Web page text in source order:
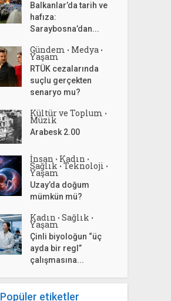
Balkanlar’da tarih ve
hafıza:
Saraybosna’dan...
Gündem • Medya •
Yaşam
RTÜK cezalarında
suçlu gerçekten
senaryo mu?
Kültür ve Toplum •
Müzik
Arabesk 2.00
İnsan • Kadın •
Sağlık • Teknoloji •
Yaşam
Uzay’da doğum
mümkün mü?
Kadın • Sağlık •
Yaşam
Çinli biyoloğun “üç
ayda bir regl”
çalışmasına...
Popüler etiketler